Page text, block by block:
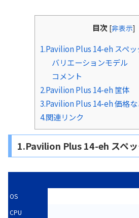
目次 [非表示]
1.Pavilion Plus 14-eh スペッ
バリエーションモデル
コメント
2.Pavilion Plus 14-eh 筐体
3.Pavilion Plus 14-eh 価格
4.関連リンク
1.Pavilion Plus 14-eh スペ
OS
CPU